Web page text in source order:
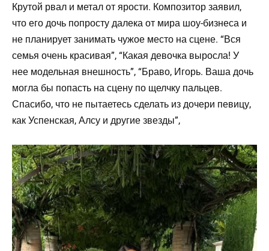
Крутой рвал и метал от ярости. Композитор заявил,
что его дочь попросту далека от мира шоу-бизнеса и
не планирует занимать чужое место на сцене. “Вся
семья очень красивая”, “Какая девочка выросла! У
нее модельная внешность”, “Браво, Игорь. Ваша дочь
могла бы попасть на сцену по щелчку пальцев.
Спасибо, что не пытаетесь сделать из дочери певицу,
как Успенская, Алсу и другие звезды”,